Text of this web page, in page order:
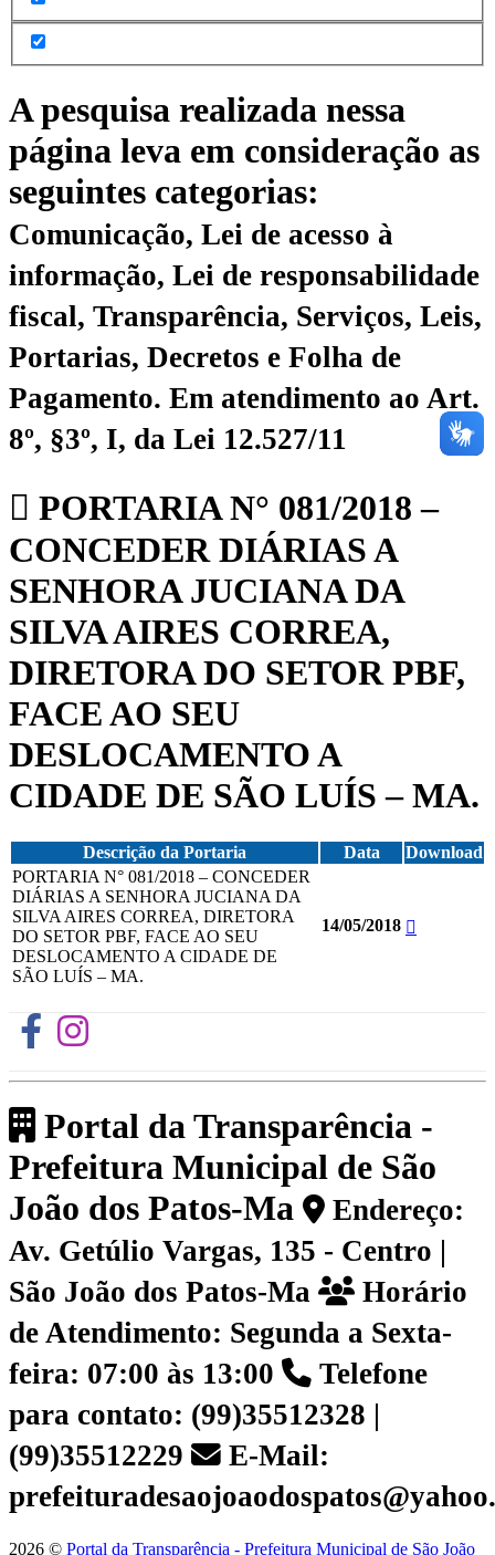
A pesquisa realizada nessa
página leva em consideração as
seguintes categorias:
Comunicação, Lei de acesso à
informação, Lei de responsabilidade
fiscal, Transparência, Serviços, Leis,
Portarias, Decretos e Folha de
Pagamento. Em atendimento ao Art.
8º, §3º, I, da Lei 12.527/11
PORTARIA N° 081/2018 –
CONCEDER DIÁRIAS A
SENHORA JUCIANA DA
SILVA AIRES CORREA,
DIRETORA DO SETOR PBF,
FACE AO SEU
DESLOCAMENTO A
CIDADE DE SÃO LUÍS – MA.
Descrição da Portaria Data
Download
PORTARIA N° 081/2018 – CONCEDER
DIÁRIAS A SENHORA JUCIANA DA
SILVA AIRES CORREA, DIRETORA
DO SETOR PBF, FACE AO SEU
DESLOCAMENTO A CIDADE DE
SÃO LUÍS – MA.
14/05/2018
Portal da Transparência -
Prefeitura Municipal de São
João dos Patos-Ma
Endereço:
Av. Getúlio Vargas, 135 - Centro |
São João dos Patos-Ma
Horário
de Atendimento: Segunda a Sexta-
feira: 07:00 às 13:00
Telefone
para contato: (99)35512328 |
(99)35512229
E-Mail:
2026 © Portal da Transparência - Prefeitura Municipal de São João